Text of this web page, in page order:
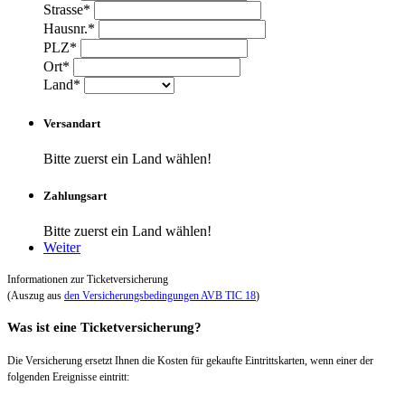
Strasse*
Hausnr.*
PLZ*
Ort*
Land*
Versandart
Bitte zuerst ein Land wählen!
Zahlungsart
Bitte zuerst ein Land wählen!
Weiter
Informationen zur Ticketversicherung
(Auszug aus den Versicherungsbedingungen AVB TIC 18)
Was ist eine Ticketversicherung?
Die Versicherung ersetzt Ihnen die Kosten für gekaufte Eintrittskarten, wenn einer der
folgenden Ereignisse eintritt: